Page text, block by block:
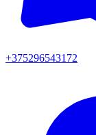
+375296543172